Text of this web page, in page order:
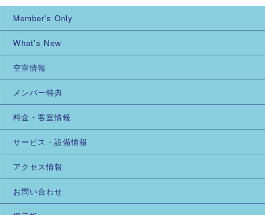
Member's Only
What's New
空室情報
メンバー特典
料金・客室情報
サービス・設備情報
アクセス情報
お問い合わせ